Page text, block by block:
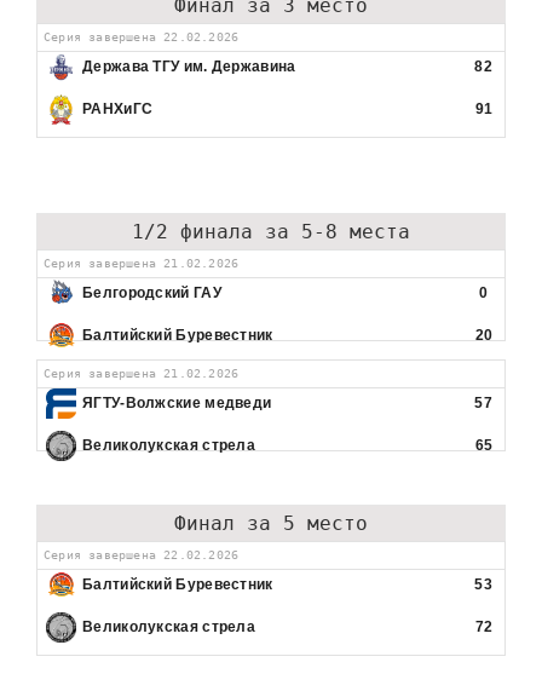
Финал за 3 место
Серия завершена 22.02.2026
Держава ТГУ им. Державина 82
РАНХиГС 91
1/2 финала за 5-8 места
Серия завершена 21.02.2026
Белгородский ГАУ 0
Балтийский Буревестник 20
Серия завершена 21.02.2026
ЯГТУ-Волжские медведи 57
Великолукская стрела 65
Финал за 5 место
Серия завершена 22.02.2026
Балтийский Буревестник 53
Великолукская стрела 72